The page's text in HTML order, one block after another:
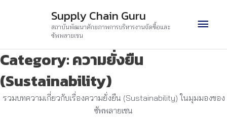
Supply Chain Guru
สถาบันพัฒนาศักยภาพการบริหารงานจัดซื้อและ
ซัพพลายเชน
Category: ความยั่งยืน
(Sustainability)
รวมบทความเกี่ยวกับเรื่องความยั่งยืน (Sustainability) ในมุมมองของ
ซัพพลายเชน